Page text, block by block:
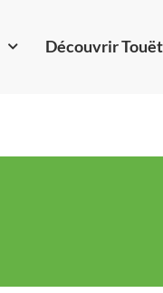
Découvrir Touët